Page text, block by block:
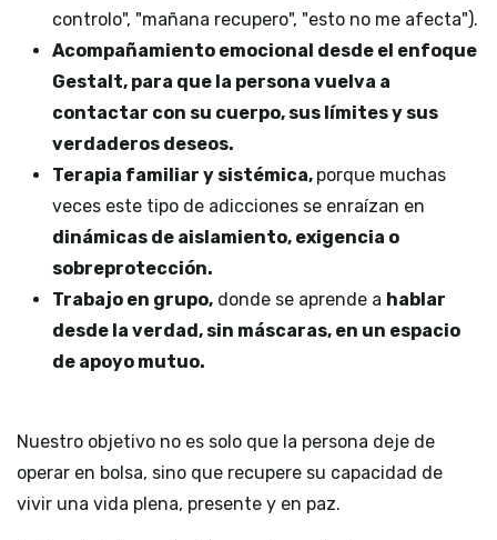
controlo", "mañana recupero", "esto no me afecta").
Acompañamiento emocional desde el enfoque
Gestalt, para que la persona vuelva a
contactar con su cuerpo, sus límites y sus
verdaderos deseos.
Terapia familiar y sistémica, porque muchas
veces este tipo de adicciones se enraízan en
dinámicas de aislamiento, exigencia o
sobreprotección.
Trabajo en grupo, donde se aprende a hablar
desde la verdad, sin máscaras, en un espacio
de apoyo mutuo.
Nuestro objetivo no es solo que la persona deje de
operar en bolsa, sino que recupere su capacidad de
vivir una vida plena, presente y en paz.